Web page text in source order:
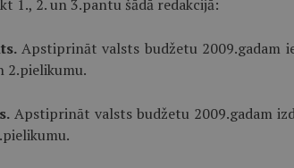
1., 2. un 3.pantu šādā redakcijā:
Apstiprināt valsts budžetu 2009.gadam
2.pielikumu.
Apstiprināt valsts budžetu 2009.gadam